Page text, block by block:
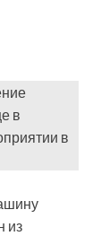
в
в
из